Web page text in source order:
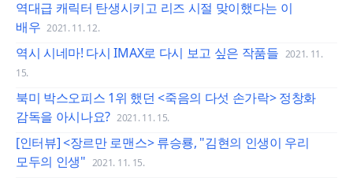
역대급 캐릭터 탄생시키고 리즈 시절 맞이했다는 이
배우 2021. 11. 12.
역시 시네마! 다시 IMAX로 다시 보고 싶은 작품들 2021. 11.
15.
북미 박스오피스 1위 했던 <죽음의 다섯 손가락> 정창화
감독을 아시나요? 2021. 11. 15.
[인터뷰] <장르만 로맨스> 류승룡, "김현의 인생이 우리
모두의 인생" 2021. 11. 15.